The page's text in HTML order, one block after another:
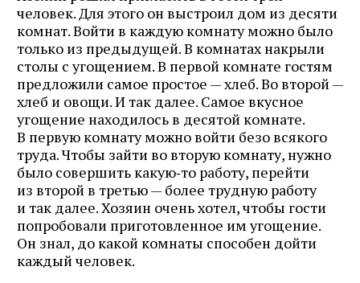
человек. Для этого он выстроил дом из десяти
комнат. Войти в каждую комнату можно было
только из предыдущей. В комнатах накрыли
столы с угощением. В первой комнате гостям
предложили самое простое — хлеб. Во второй —
хлеб и овощи. И так далее. Самое вкусное
угощение находилось в десятой комнате.
В первую комнату можно войти безо всякого
труда. Чтобы зайти во вторую комнату, нужно
было совершить какую‑то работу, перейти
из второй в третью — более трудную работу
и так далее. Хозяин очень хотел, чтобы гости
попробовали приготовленное им угощение.
Он знал, до какой комнаты способен дойти
каждый человек.